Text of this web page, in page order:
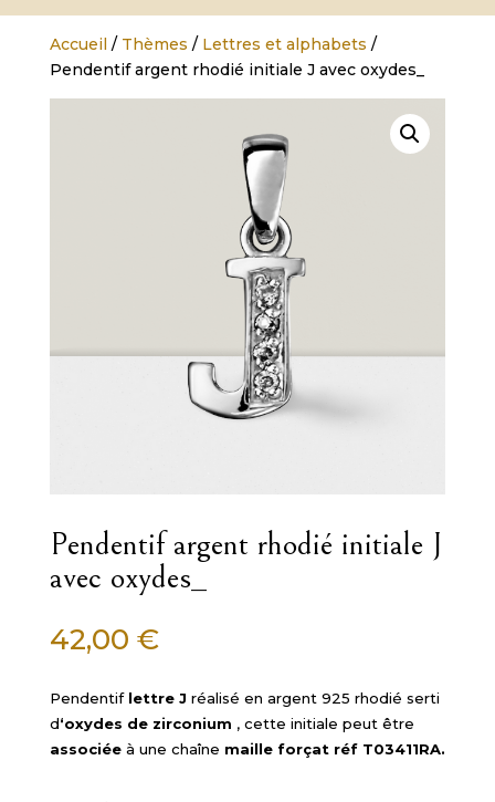
Accueil / Thèmes / Lettres et alphabets /
Pendentif argent rhodié initiale J avec oxydes_
Pendentif argent rhodié initiale J
avec oxydes_
42,00 €
Pendentiflettre J réalisé en argent 925 rhodié serti
d‘oxydes de zirconium , cette initiale peut être
associéeà une chaîne maille forçat réf T03411RA.